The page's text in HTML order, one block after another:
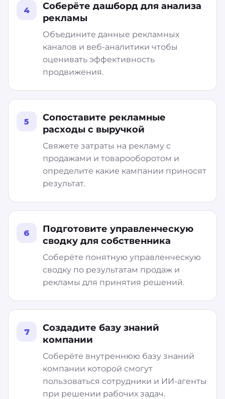
4
Соберёте дашборд для анализа
рекламы
Объедините данные рекламных
каналов и веб-аналитики чтобы
оценивать эффективность
продвижения.
5
Сопоставите рекламные
расходы с выручкой
Свяжете затраты на рекламу с
продажами и товарооборотом и
определите какие кампании приносят
результат.
6
Подготовите управленческую
сводку для собственника
Соберёте понятную управленческую
сводку по результатам продаж и
рекламы для принятия решений.
7
Создадите базу знаний
компании
Соберёте внутреннюю базу знаний
компании которой смогут
пользоваться сотрудники и ИИ-агенты
при решении рабочих задач.